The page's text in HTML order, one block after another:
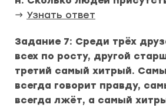
→ Узнать ответ
Задание 7: Среди трёх
всех по росту, другой
третий самый хитрый.
всегда говорит правду,
всегда лжёт, а самый